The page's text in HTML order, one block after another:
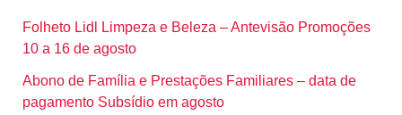
Folheto Lidl Limpeza e Beleza – Antevisão Promoções
10 a 16 de agosto
Abono de Família e Prestações Familiares – data de
pagamento Subsídio em agosto